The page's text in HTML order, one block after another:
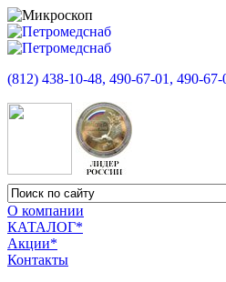
(812) 438-10-48, 490-67-01, 490-67-
О компании
КАТАЛОГ*
Акции*
Контакты